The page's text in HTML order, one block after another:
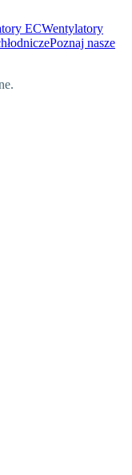
ECWentylatory
Poznaj nasze